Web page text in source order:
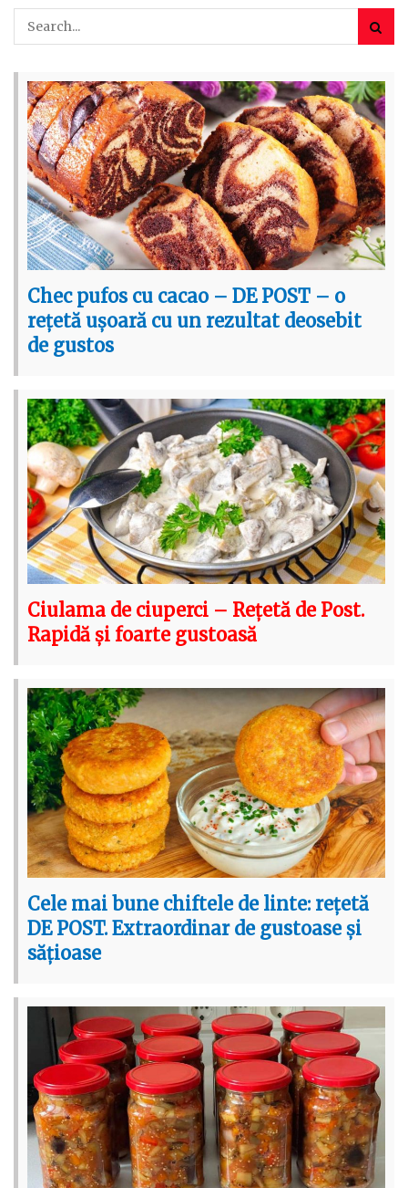
Chec pufos cu cacao – DE POST – o
rețetă ușoară cu un rezultat deosebit
de gustos
Ciulama de ciuperci – Rețetă de Post.
Rapidă și foarte gustoasă
Cele mai bune chiftele de linte: rețetă
DE POST. Extraordinar de gustoase și
sățioase